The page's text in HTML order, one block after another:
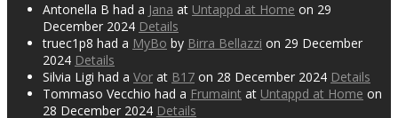
Antonella B had a Jana at Untappd at Home on 29
December 2024 Details
truec1p8 had a MyBo by Birra Bellazzi on 29 December
2024 Details
Silvia Ligi had a Vor at B17 on 28 December 2024 Details
Tommaso Vecchio had a Frumaint at Untappd at Home on
28 December 2024 Details